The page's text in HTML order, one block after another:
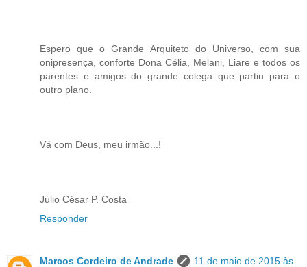
Espero que o Grande Arquiteto do Universo, com sua
onipresença, conforte Dona Célia, Melani, Liare e todos os
parentes e amigos do grande colega que partiu para o
outro plano.
Vá com Deus, meu irmão...!
Júlio César P. Costa
Responder
Marcos Cordeiro de Andrade
11 de maio de 2015 às